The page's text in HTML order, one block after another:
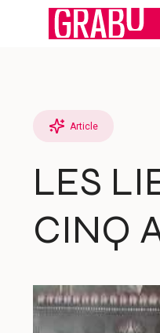
Article
LES
CINQ